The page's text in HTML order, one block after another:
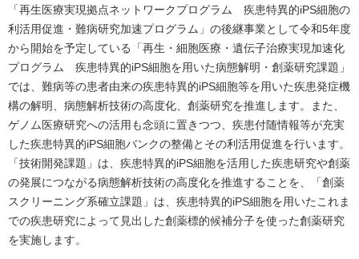
「再生医療実現拠点ネットワークプログラム 疾患特異的iPS細胞の
利活用促進・難病研究加速プログラム」の後継事業として令和5年度
から開始を予定している「再生・細胞医療・遺伝子治療実現加速化
プログラム 疾患特異的iPS細胞を用いた病態解明・創薬研究課題」
では、難病等の患者由来の疾患特異的iPS細胞等を用いた疾患発症機
構の解明、病態解析技術の高度化、創薬研究を推進します。また、
ゲノム医療研究への活用も念頭に置きつつ、疾患付随情報等が充実
した疾患特異的iPS細胞バンクの整備とその利活用促進を行います。
「技術開発課題」は、疾患特異的iPS細胞を活用した疾患研究や創薬
の発展につながる病態解析技術の高度化を推進することを、「創薬
スクリーニング系確立課題」は、疾患特異的iPS細胞を用いたこれま
での疾患研究によって見出した創薬標的候補分子を使った創薬研究
を実施します。